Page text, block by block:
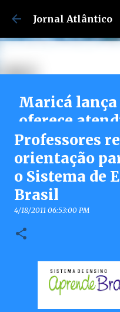
Pular para
Jornal Atlântico
Maricá lança
oferece
gratuito e
moradores
7/30/2026 04:53:00 PM
Professores
orientação
o Sistema de
Brasil
4/18/2011 06:53:00 PM